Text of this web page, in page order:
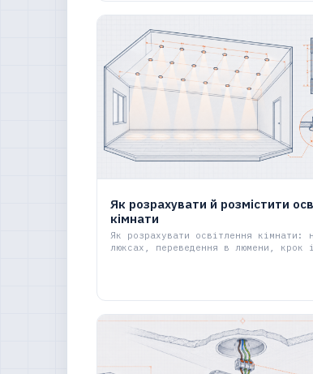
Як розрахувати й розмістити
кімнати
Як розрахувати освітлення кімнати:
люксах, переведення в люмени, крок і